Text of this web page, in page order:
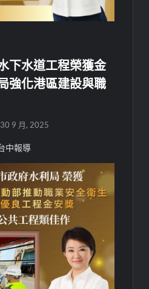
下水道工程榮獲金
化港區建設與職
30 9 月, 2025
中報導